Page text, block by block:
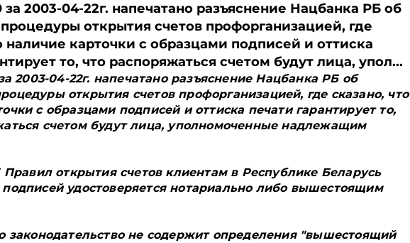
2003-04-22г. напечатано разъяснение Нацбанка РБ об
открытия счетов профорганизацией, где
наличие карточки с образцами подписей и оттиска
то, что распоряжаться счетом будут лица, упол...
2003-04-22г. напечатано разъяснение Нацбанка РБ об
открытия счетов профорганизацией, где сказано, что
с образцами подписей и оттиска печати гарантирует то,
счетом будут лица, уполномоченные надлежащим
Правил открытия счетов клиентам в Республике Беларусь
удостоверяется нотариально либо вышестоящим
законодательство не содержит определения "вышестоящий